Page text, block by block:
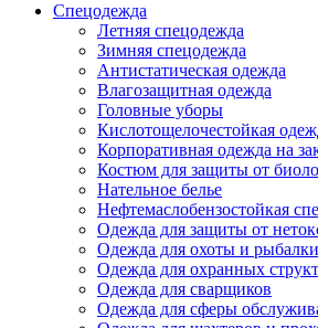
Спецодежда
Летняя спецодежда
Зимняя спецодежда
Антистатическая одежда
Влагозащитная одежда
Головные уборы
Кислотощелочестойкая
Корпоративная одежда на
Костюм для защиты от
Нательное белье
Нефтемаслобензостойкая
Одежда для защиты от
Одежда для охоты и
Одежда для охранных
Одежда для сварщиков
Одежда для сферы